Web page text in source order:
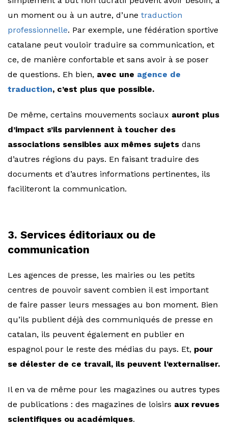
un moment ou à un autre, d’une traduction
professionnelle. Par exemple, une fédération sportive
catalane peut vouloir traduire sa communication, et
ce, de manière confortable et sans avoir à se poser
de questions. Eh bien, avec une agence de
traduction, c’est plus que possible.
De même, certains mouvements sociaux auront plus
d’impact s’ils parviennent à toucher des
associations sensibles aux mêmes sujets dans
d’autres régions du pays. En faisant traduire des
documents et d’autres informations pertinentes, ils
faciliteront la communication.
3. Services éditoriaux ou de
communication
Les agences de presse, les mairies ou les petits
centres de pouvoir savent combien il est important
de faire passer leurs messages au bon moment. Bien
qu’ils publient déjà des communiqués de presse en
catalan, ils peuvent également en publier en
espagnol pour le reste des médias du pays. Et, pour
se délester de ce travail, ils peuvent l’externaliser.
Il en va de même pour les magazines ou autres types
de publications : des magazines de loisirs aux revues
scientifiques ou académiques.